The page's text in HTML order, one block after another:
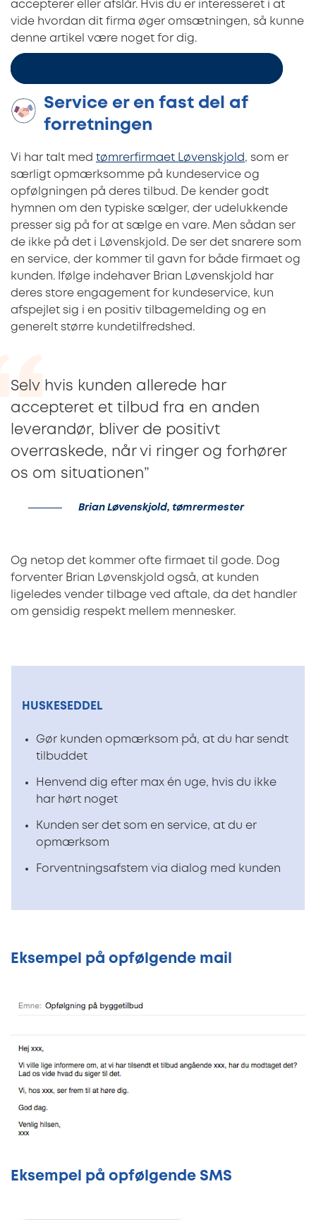
accepterer eller afslår. Hvis du er interesseret i at
vide hvordan dit firma øger omsætningen, så kunne
denne artikel være noget for dig.
Service er en fast del af
forretningen
Vi har talt med tømrerfirmaet Løvenskjold , som er
særligt opmærksomme på kundeservice og
opfølgningen på deres tilbud. De kender godt
hymnen om den typiske sælger, der udelukkende
presser sig på for at sælge en vare. Men sådan ser
de ikke på det i Løvenskjold. De ser det snarere som
en service, der kommer til gavn for både firmaet og
kunden. Ifølge indehaver Brian Løvenskjold har
deres store engagement for kundeservice, kun
afspejlet sig i en positiv tilbagemelding og en
generelt større kundetilfredshed.
Selv hvis kunden allerede har
accepteret et tilbud fra en anden
leverandør, bliver de positivt
overraskede, når vi ringer og forhører
os om situationen”
Brian Løvenskjold, tømrermester
Og netop det kommer ofte firmaet til gode. Dog
forventer Brian Løvenskjold også, at kunden
ligeledes vender tilbage ved aftale, da det handler
om gensidig respekt mellem mennesker.
HUSKESEDDEL
Gør kunden opmærksom på, at du har sendt
tilbuddet
Henvend dig efter max én uge, hvis du ikke
har hørt noget
Kunden ser det som en service, at du er
opmærksom
Forventningsafstem via dialog med kunden
Eksempel på opfølgende mail
Eksempel på opfølgende SMS